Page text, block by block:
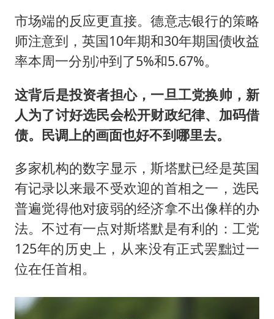
市场端的反应更直接。德意志银行的策略
师注意到，英国10年期和30年期国债收益
率本周一分别冲到了5%和5.67%。
这背后是投资者担心，一旦工党换帅，新
人为了讨好选民会松开财政纪律、加码借
债。民调上的画面也好不到哪里去。
多家机构的数字显示，斯塔默已经是英国
有记录以来最不受欢迎的首相之一，选民
普遍觉得他对疲弱的经济拿不出像样的办
法。不过有一点对斯塔默是有利的：工党
125年的历史上，从来没有正式罢黜过一
位在任首相。